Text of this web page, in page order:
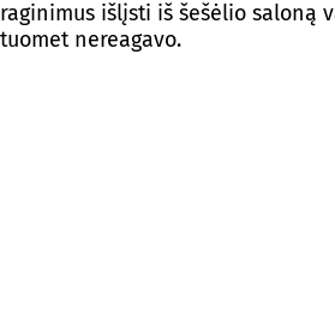
raginimus išlįsti iš šešėlio saloną
tuomet nereagavo.